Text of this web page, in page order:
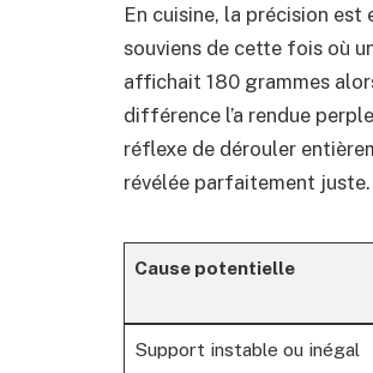
En cuisine, la précision
souviens de cette fois où
affichait 180 grammes
différence l’a rendue
réflexe de dérouler
révélée parfaitement
Cause potentielle
Support instable ou inégal